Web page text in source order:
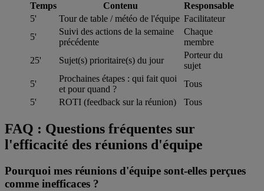
Temps Contenu
Responsable
5'
Tour de table / météo de l'équipe Facilitateur
5'
Suivi des actions de la semaine
précédente
Chaque
membre
25'
Sujet(s) prioritaire(s) du jour
Porteur du
sujet
5'
Prochaines étapes : qui fait quoi
et pour quand ?
Tous
5'
ROTI (feedback sur la réunion) Tous
FAQ : Questions fréquentes sur
l'efficacité des réunions d'équipe
Pourquoi mes réunions d'équipe sont-elles perçues
comme inefficaces ?